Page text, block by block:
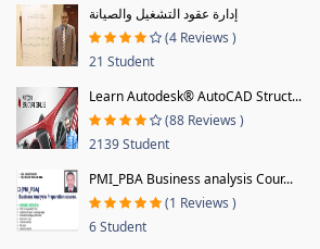
إدارة عقود التشغيل والصيانة
(4 Reviews )
21 Student
Learn Autodesk® AutoCAD Struct...
(88 Reviews )
2139 Student
PMI_PBA Business analysis Cour...
(1 Reviews )
6 Student